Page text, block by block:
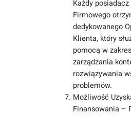
Każdy
Firmowego
dedykowanego
Klienta, który
pomocą w
zarządzania
rozwiązywania
problemów.
Możliwość
Finansowania –